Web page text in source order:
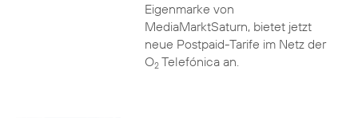
Eigenmarke von
MediaMarktSaturn, bietet jetzt
neue Postpaid-Tarife im Netz der
O2Telefónica an.